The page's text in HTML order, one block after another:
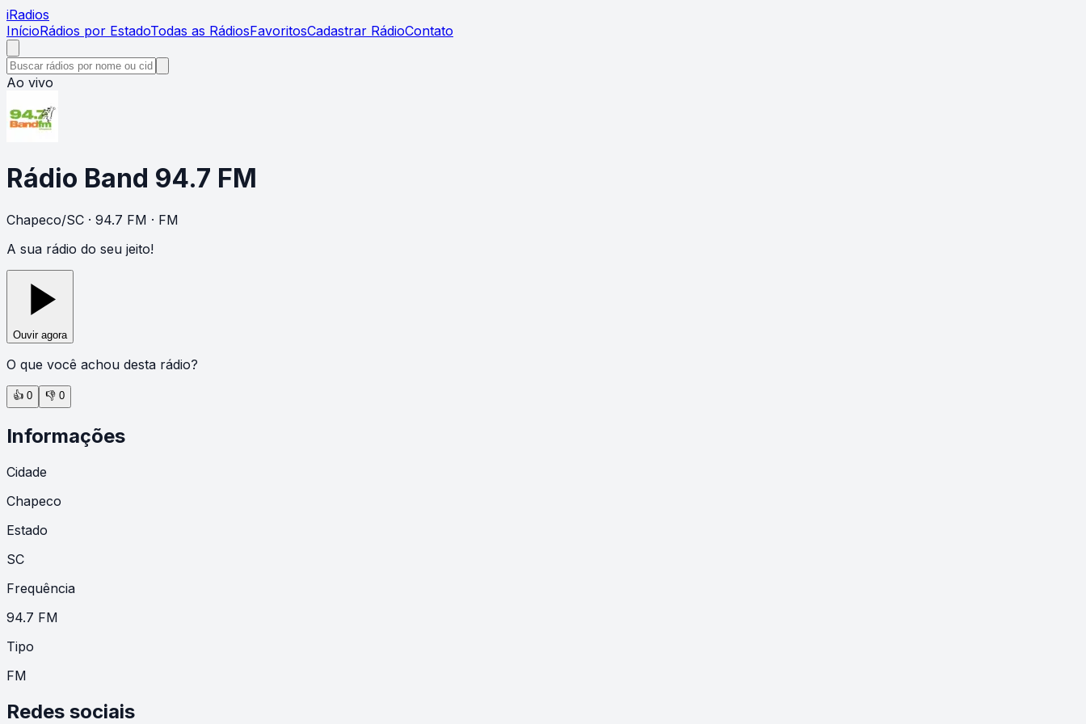
iRadios
InícioRádios por EstadoTodas as RádiosFavoritosCadastrar RádioContato
Ao vivo
Rádio Band 94.7 FM
Chapeco/SC · 94.7 FM · FM
A sua rádio do seu jeito!
Ouvir agora
O que você achou desta rádio?
👍 0 👎 0
Informações
Cidade
Chapeco
Estado
SC
Frequência
94.7 FM
Tipo
FM
Redes sociais